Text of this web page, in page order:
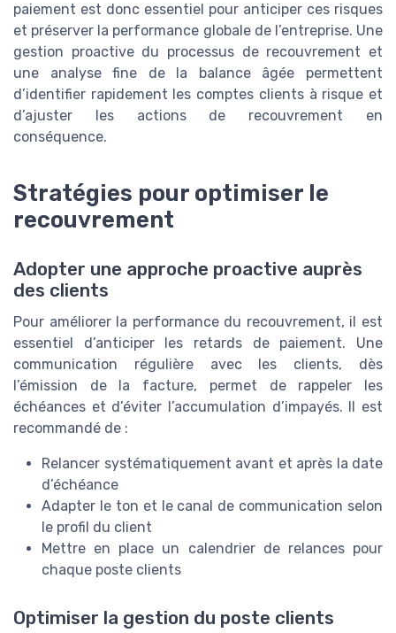
paiement est donc essentiel pour anticiper ces risques
et préserver la performance globale de l’entreprise. Une
gestion proactive du processus de recouvrement et
une analyse fine de la balance âgée permettent
d’identifier rapidement les comptes clients à risque et
d’ajuster les actions de recouvrement en
conséquence.
Stratégies pour optimiser le
recouvrement
Adopter une approche proactive auprès
des clients
Pour améliorer la performance du recouvrement, il est
essentiel d’anticiper les retards de paiement. Une
communication régulière avec les clients, dès
l’émission de la facture, permet de rappeler les
échéances et d’éviter l’accumulation d’impayés. Il est
recommandé de :
Relancer systématiquement avant et après la date
d’échéance
Adapter le ton et le canal de communication selon
le profil du client
Mettre en place un calendrier de relances pour
chaque poste clients
Optimiser la gestion du poste clients